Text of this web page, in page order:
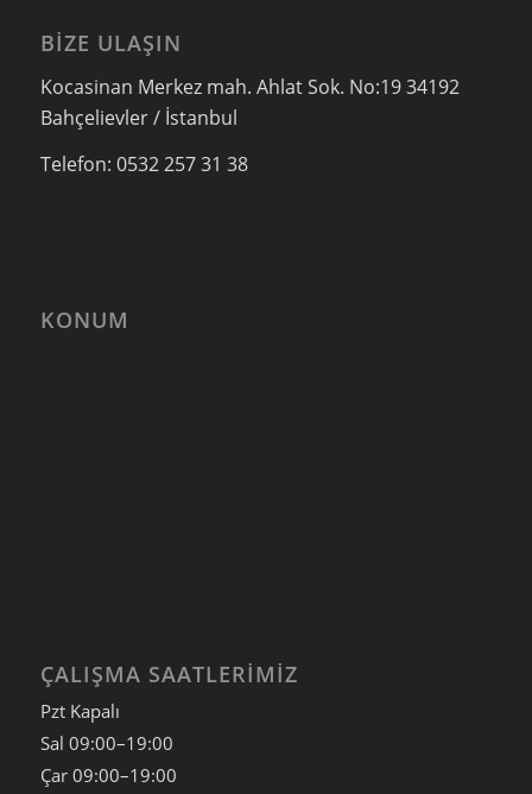
BIZE ULAŞIN
Kocasinan Merkez mah. Ahlat Sok. No:19 34192
Bahçelievler / İstanbul
Telefon: 0532 257 31 38
KONUM
ÇALIŞMA SAATLERIMIZ
Pzt Kapalı
Sal 09:00–19:00
Çar 09:00–19:00